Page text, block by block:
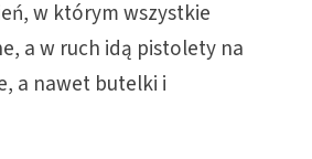
w którym wszystkie
a w ruch idą pistolety na
a nawet butelki i